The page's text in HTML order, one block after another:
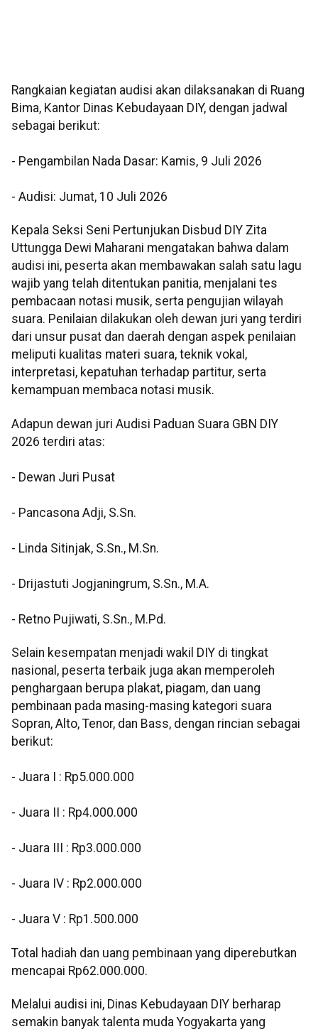
Rangkaian kegiatan audisi akan dilaksanakan di Ruang
Bima, Kantor Dinas Kebudayaan DIY, dengan jadwal
sebagai berikut:
- Pengambilan Nada Dasar: Kamis, 9 Juli 2026
- Audisi: Jumat, 10 Juli 2026
Kepala Seksi Seni Pertunjukan Disbud DIY Zita
Uttungga Dewi Maharani mengatakan bahwa dalam
audisi ini, peserta akan membawakan salah satu lagu
wajib yang telah ditentukan panitia, menjalani tes
pembacaan notasi musik, serta pengujian wilayah
suara. Penilaian dilakukan oleh dewan juri yang terdiri
dari unsur pusat dan daerah dengan aspek penilaian
meliputi kualitas materi suara, teknik vokal,
interpretasi, kepatuhan terhadap partitur, serta
kemampuan membaca notasi musik.
Adapun dewan juri Audisi Paduan Suara GBN DIY
2026 terdiri atas:
- Dewan Juri Pusat
- Pancasona Adji, S.Sn.
- Linda Sitinjak, S.Sn., M.Sn.
- Drijastuti Jogjaningrum, S.Sn., M.A.
- Retno Pujiwati, S.Sn., M.Pd.
Selain kesempatan menjadi wakil DIY di tingkat
nasional, peserta terbaik juga akan memperoleh
penghargaan berupa plakat, piagam, dan uang
pembinaan pada masing-masing kategori suara
Sopran, Alto, Tenor, dan Bass, dengan rincian sebagai
berikut:
- Juara I : Rp5.000.000
- Juara II : Rp4.000.000
- Juara III : Rp3.000.000
- Juara IV : Rp2.000.000
- Juara V : Rp1.500.000
Total hadiah dan uang pembinaan yang diperebutkan
mencapai Rp62.000.000.
Melalui audisi ini, Dinas Kebudayaan DIY berharap
semakin banyak talenta muda Yogyakarta yang